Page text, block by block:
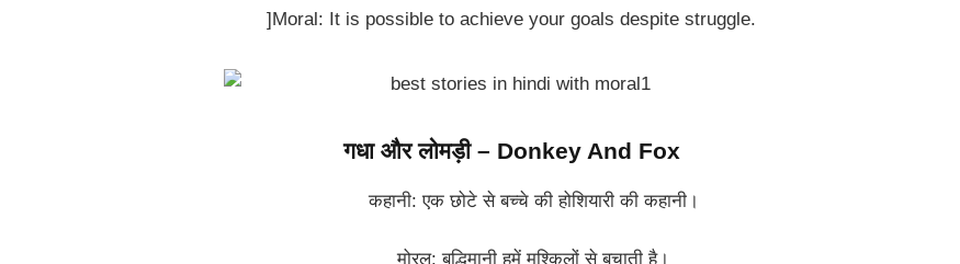
]Moral: It is possible to achieve your goals despite struggle.
गधा और लोमड़ी – Donkey And Fox
कहानी: एक छोटे से बच्चे की होशियारी की कहानी।
मोरल: बुद्धिमानी हमें मुश्किलों से बचाती है।